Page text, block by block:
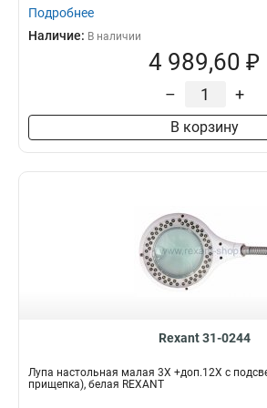
Подробнее
Наличие: В наличии
4 989,60 ₽
– +
В корзину
Rexant 31-0244
Лупа настольная малая 3Х +доп.12Х с
прищепка), белая REXANT